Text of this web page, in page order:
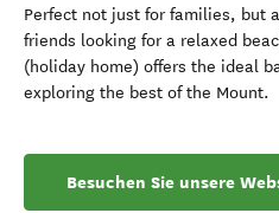
Perfect not just for families, but
friends looking for a relaxed
(holiday home) offers the ideal
exploring the best of the Mount.
Besuchen Sie unsere